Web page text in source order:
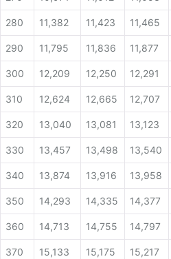
280 11,382 11,423 11,465
290 11,795 11,836 11,877
300 12,209 12,250 12,291
310 12,624 12,665 12,707
320 13,040 13,081 13,123
330 13,457 13,498 13,540
340 13,874 13,916 13,958
350 14,293 14,335 14,377
360 14,713 14,755 14,797
370 15,133 15,175 15,217